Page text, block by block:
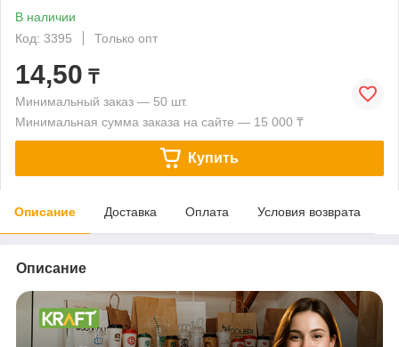
В наличии
Код: 3395
Только опт
14,50 ₸
Минимальный заказ — 50 шт.
Минимальная сумма заказа на сайте — 15 000 ₸
Купить
Описание Доставка Оплата Условия возврата
Описание